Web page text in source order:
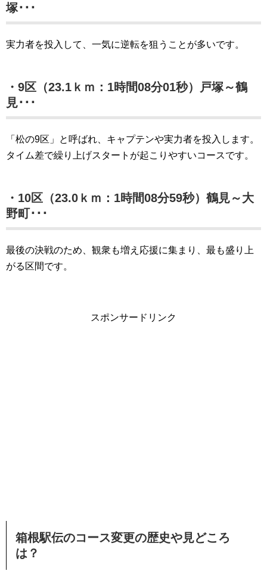
塚･･･
実力者を投入して、一気に逆転を狙うことが多いです。
・9区（23.1ｋｍ：1時間08分01秒）戸塚～鶴
見･･･
「松の9区」と呼ばれ、キャプテンや実力者を投入します。
タイム差で繰り上げスタートが起こりやすいコースです。
・10区（23.0ｋｍ：1時間08分59秒）鶴見～大
野町･･･
最後の決戦のため、観衆も増え応援に集まり、最も盛り上
がる区間です。
スポンサードリンク
箱根駅伝のコース変更の歴史や見どころ
は？